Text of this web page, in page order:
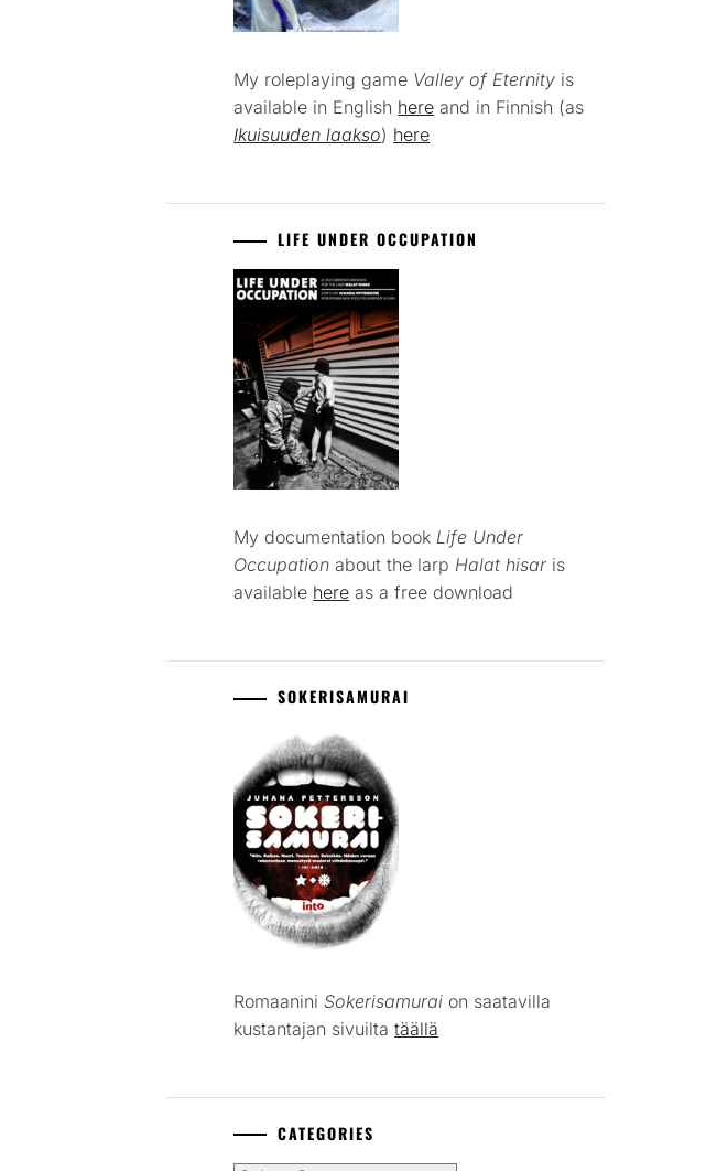
My roleplaying game Valley of Eternity is
available in English here and in Finnish (as
Ikuisuuden laakso) here
LIFE UNDER OCCUPATION
My documentation book Life Under
Occupation about the larp Halat hisar is
available here as a free download
SOKERISAMURAI
RomaaniniSokerisamurai on saatavilla
kustantajan sivuiltatäällä
CATEGORIES